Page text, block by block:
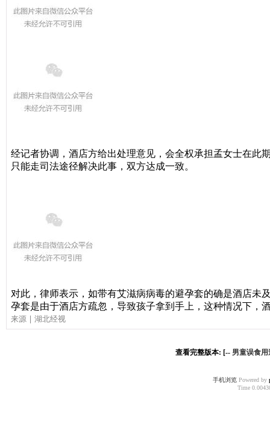
经记者协调，酒店方给出处理意见，会全权承担孟女士在此
只能走司法途径解决此事，双方达成一致。
对此，律师表示， 如带有艾滋病病毒的避孕套的确是酒店未
孕套是由于酒店方疏忽，导致孩子拿到手上，这种情况下，
来源 | 湖北经视
查看完整版本: [-- 男童误食
手机浏览Powered by
Time